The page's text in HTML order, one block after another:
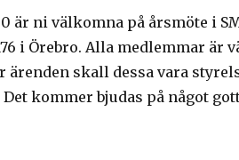
är ni välkomna på årsmöte i
i Örebro. Alla medlemmar är
ärenden skall dessa vara
kommer bjudas på något